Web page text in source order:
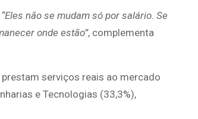
“Eles não se mudam só por salário. Se
onde estão”, complementa
serviços reais ao mercado
e Tecnologias (33,3%),